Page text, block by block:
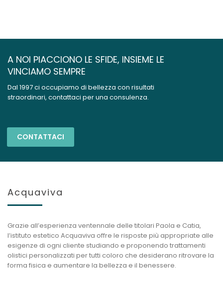
A NOI PIACCIONO LE SFIDE, INSIEME LE
VINCIAMO SEMPRE
Dal 1997 ci occupiamo di bellezza con risultati
straordinari, contattaci per una consulenza.
CONTATTACI
Acquaviva
Grazie all’esperienza ventennale delle titolari Paola e Catia,
l’istituto estetico Acquaviva offre le risposte più appropriate alle
esigenze di ogni cliente studiando e proponendo trattamenti
olistici personalizzati per tutti coloro che desiderano ritrovare la
forma fisica e aumentare la bellezza e il benessere.